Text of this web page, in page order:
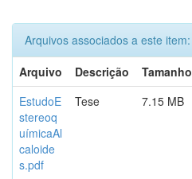
Arquivos associados a este item:
Arquivo
Descrição Tamanho
EstudoE
stereoq
uímicaAl
caloide
s.pdf
Tese 7.15 MB